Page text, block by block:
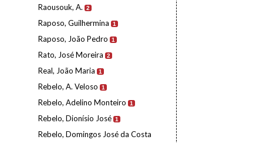
Raousouk, A. 2
Raposo, Guilhermina 1
Raposo, João Pedro 1
Rato, José Moreira 2
Real, João Maria 1
Rebelo, A. Veloso 1
Rebelo, Adelino Monteiro 1
Rebelo, Dionísio José 1
Rebelo, Domingos José da Costa